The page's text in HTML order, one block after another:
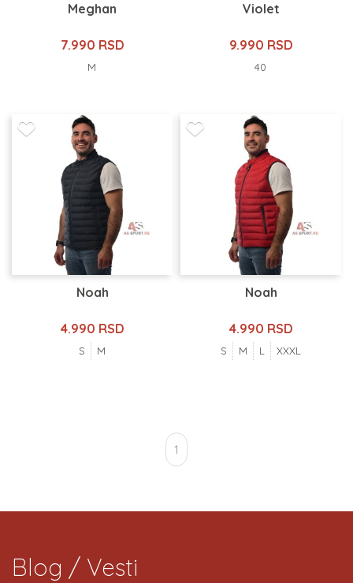
Meghan
7.990 RSD
M
Violet
9.990 RSD
40
Noah
4.990 RSD
S M
Noah
4.990 RSD
S M L XXXL
1
Blog / Vesti